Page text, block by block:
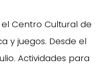
Centro Cultural de
y juegos. Desde el
Actividades para